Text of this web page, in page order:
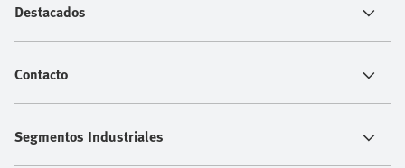
Destacados
Contacto
Segmentos Industriales